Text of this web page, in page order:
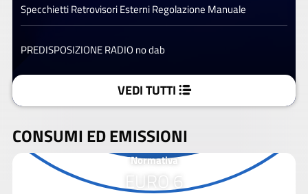
Specchietti Retrovisori Esterni Regolazione Manuale
PREDISPOSIZIONE RADIO no dab
VEDI TUTTI
CONSUMI ED EMISSIONI
Normativa
EURO 6